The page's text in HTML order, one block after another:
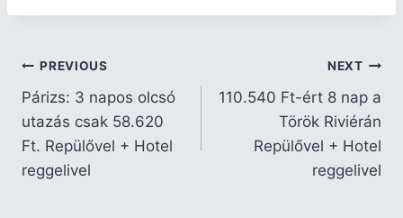
PREVIOUS
Párizs: 3 napos olcsó
utazás csak 58.620
Ft. Repülővel + Hotel
reggelivel
NEXT
110.540 Ft-ért 8 nap a
Török Riviérán
Repülővel + Hotel
reggelivel